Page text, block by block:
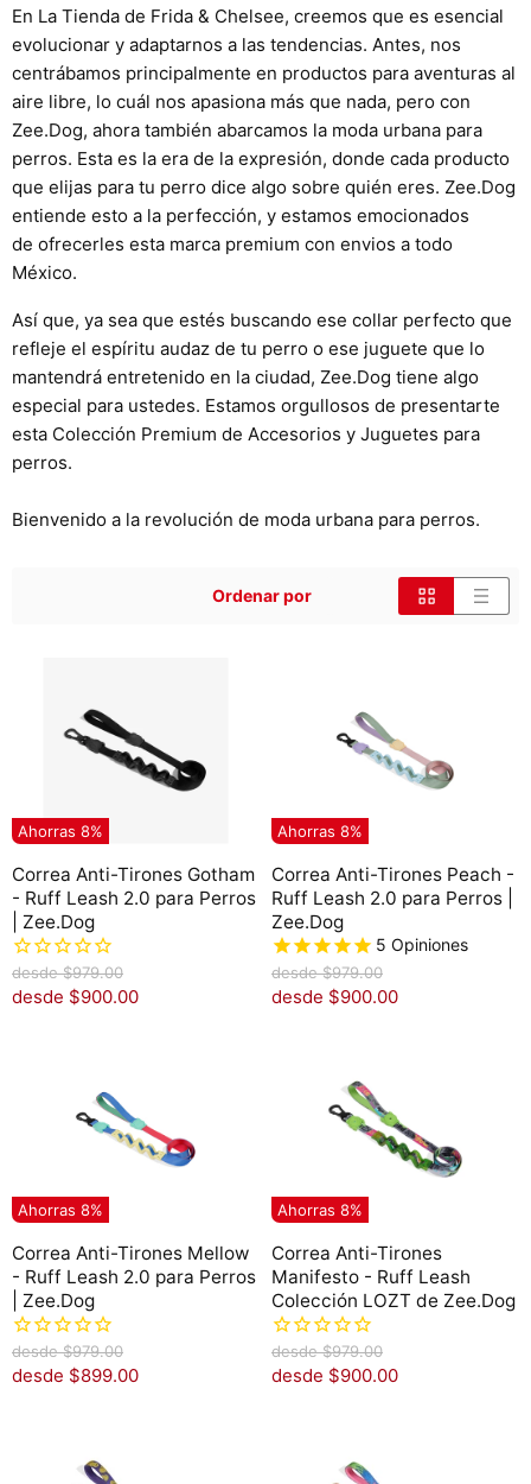
En La Tienda de Frida & Chelsee, creemos que es esencial
evolucionar y adaptarnos a las tendencias. Antes, nos
centrábamos principalmente en productos para aventuras al
aire libre, lo cuál nos apasiona más que nada, pero con
Zee.Dog, ahora también abarcamos la moda urbana para
perros. Esta es la era de la expresión, donde cada producto
que elijas para tu perro dice algo sobre quién eres. Zee.Dog
entiende esto a la perfección, y estamos emocionados
de ofrecerles esta marca premium con envios a todo
México.
Así que, ya sea que estés buscando ese collar perfecto que
refleje el espíritu audaz de tu perro o ese juguete que lo
mantendrá entretenido en la ciudad, Zee.Dog tiene algo
especial para ustedes. Estamos orgullosos de presentarte
esta Colección Premium de Accesorios y Juguetes para
perros.
Bienvenido a la revolución de moda urbana para perros.
Ordenar por
Ahorras 8%
Correa Anti-Tirones Gotham
- Ruff Leash 2.0 para Perros
| Zee.Dog
desdeP
r
n
a
$979.00
desde $900.00
Ahorras 8%
Correa Anti-Tirones Peach -
Ruff Leash 2.0 para Perros |
Zee.Dog
5 Opiniones
desdeP
r
n
a
$979.00
desde $900.00
Ahorras 8%
Correa Anti-Tirones Mellow
- Ruff Leash 2.0 para Perros
| Zee.Dog
desdeP
r
$979.00
desde $899.00
Ahorras 8%
Correa Anti-Tirones
Manifesto - Ruff Leash
Colección LOZT de Zee.Dog
desdeP
r
$979.00
desde $900.00